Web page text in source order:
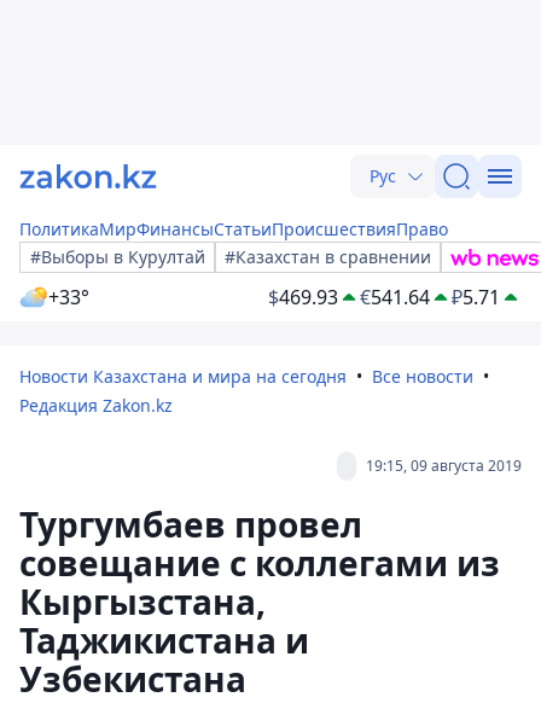
Рус
ПолитикаМирФинансыСтатьиПроисшествияПраво
#Выборы в Курултай
#Казахстан в сравнении
+33° $469.93 €541.64 ₽5.71
Новости Казахстана и мира на сегодня
Все новости
Редакция Zakon.kz
19:15, 09 августа 2019
Тургумбаев провел
совещание с коллегами из
Кыргызстана,
Таджикистана и
Узбекистана